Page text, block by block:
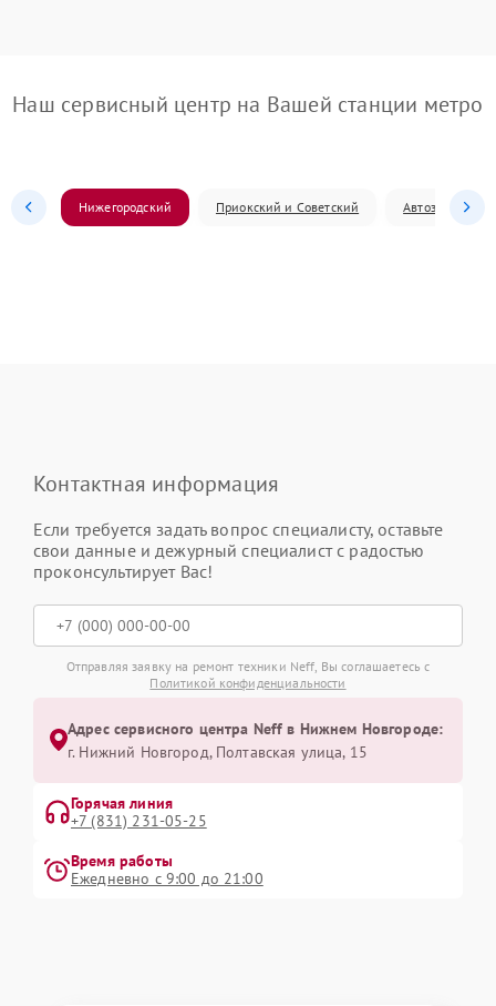
Наш сервисный центр на Вашей станции метро
Нижегородский Приокский и Советский Автозаводский
Контактная информация
Если требуется задать вопрос специалисту, оставьте
свои данные и дежурный специалист с радостью
проконсультирует Вас!
Отправляя заявку на ремонт техники Neff, Вы соглашаетесь с
Политикой конфиденциальности
Адрес сервисного центра Neff в Нижнем Новгороде:
г. Нижний Новгород, Полтавская улица, 15
Горячая линия
+7 (831) 231-05-25
Время работы
Ежедневно с 9:00 до 21:00